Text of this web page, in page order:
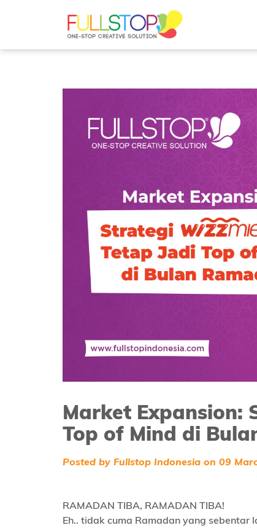
Market Expansion:
Top of Mind di
Posted by Fullstop Indonesia on 09
RAMADAN TIBA, RAMADAN TIBA!
Eh.. tidak cuma Ramadan yang